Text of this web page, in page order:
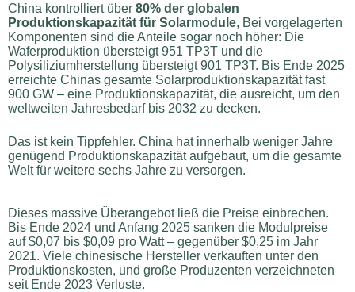
China kontrolliert über 80% der globalen
Produktionskapazität für Solarmodule, Bei vorgelagerten
Komponenten sind die Anteile sogar noch höher: Die
Waferproduktion übersteigt 951 TP3T und die
Polysiliziumherstellung übersteigt 901 TP3T. Bis Ende 2025
erreichte Chinas gesamte Solarproduktionskapazität fast
900 GW – eine Produktionskapazität, die ausreicht, um den
weltweiten Jahresbedarf bis 2032 zu decken.
Das ist kein Tippfehler. China hat innerhalb weniger Jahre
genügend Produktionskapazität aufgebaut, um die gesamte
Welt für weitere sechs Jahre zu versorgen.
Dieses massive Überangebot ließ die Preise einbrechen.
Bis Ende 2024 und Anfang 2025 sanken die Modulpreise
auf $0,07 bis $0,09 pro Watt – gegenüber $0,25 im Jahr
2021. Viele chinesische Hersteller verkauften unter den
Produktionskosten, und große Produzenten verzeichneten
seit Ende 2023 Verluste.